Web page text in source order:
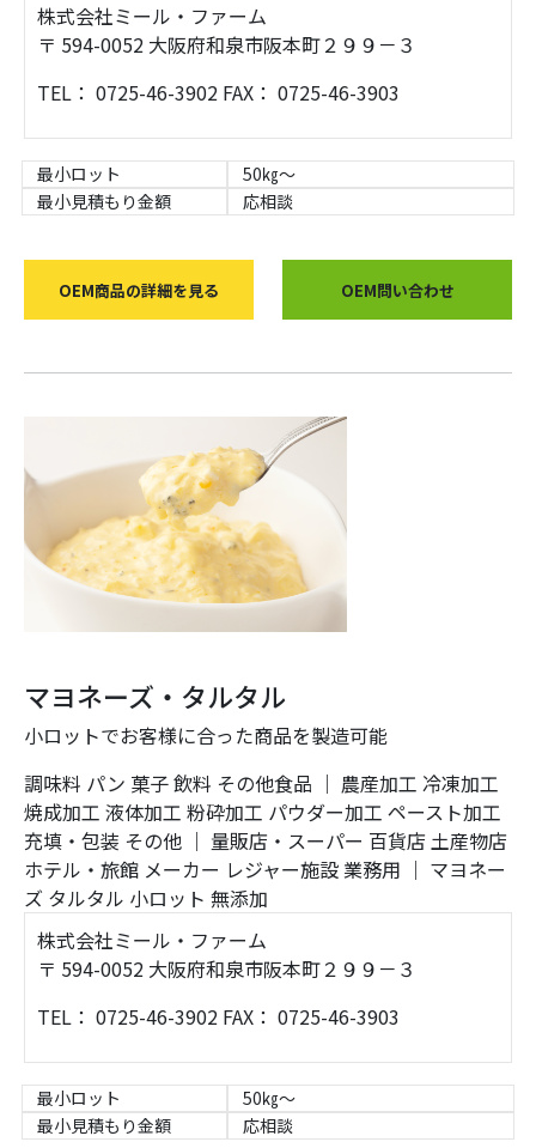
株式会社ミール・ファーム
〒 594-0052 大阪府和泉市阪本町２９９－３
TEL： 0725-46-3902 FAX： 0725-46-3903
最小ロット
50㎏～
最小見積もり金額
応相談
OEM商品の詳細を見る OEM問い合わせ
マヨネーズ・タルタル
小ロットでお客様に合った商品を製造可能
調味料 パン 菓子飲料 その他食品 ｜ 農産加工 冷凍加工
焼成加工 液体加工 粉砕加工 パウダー加工 ペースト加工
充填・包装 その他 ｜ 量販店・スーパー 百貨店土産物店
ホテル・旅館 メーカー レジャー施設業務用 ｜ マヨネー
ズ タルタル 小ロット 無添加
株式会社ミール・ファーム
〒 594-0052 大阪府和泉市阪本町２９９－３
TEL： 0725-46-3902 FAX： 0725-46-3903
最小ロット
50㎏～
最小見積もり金額
応相談